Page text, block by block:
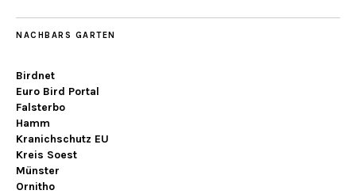
NACHBARS GARTEN
Birdnet
Euro Bird Portal
Falsterbo
Hamm
Kranichschutz EU
Kreis Soest
Münster
Ornitho